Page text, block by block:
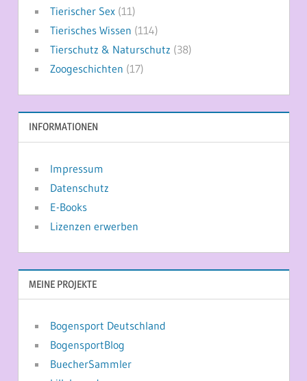
Tierischer Sex(11)
Tierisches Wissen (114)
Tierschutz & Naturschutz (38)
Zoogeschichten (17)
INFORMATIONEN
Impressum
Datenschutz
E-Books
Lizenzen erwerben
MEINE PROJEKTE
Bogensport Deutschland
BogensportBlog
BuecherSammler